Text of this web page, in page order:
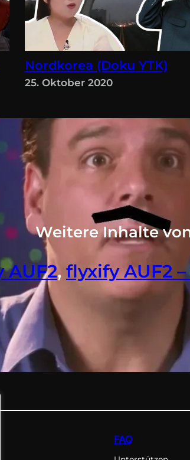
Nordkorea (Doku YTK)
25. Oktober 2020
Weitere Inhalte
AUF2, flyxify AUF2
FAQ